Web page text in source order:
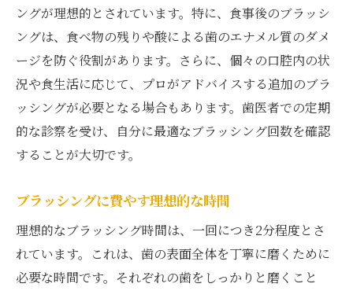
ングが理想的とされています。特に、食事後のブラッシ
ングは、食べ物の残りや酸による歯のエナメル質のダメ
ージを防ぐ役割があります。さらに、個々の口腔内の状
況や食生活に応じて、プロがアドバイスする追加のブラ
ッシングが必要となる場合もあります。歯医者での定期
的な診察を受け、自分に最適なブラッシング回数を確認
することが大切です。
ブラッシングに費やす理想的な時間
理想的なブラッシング時間は、一回につき2分程度とさ
れています。これは、歯の表面全体を丁寧に磨くために
必要な時間です。それぞれの歯をしっかりと磨くこと